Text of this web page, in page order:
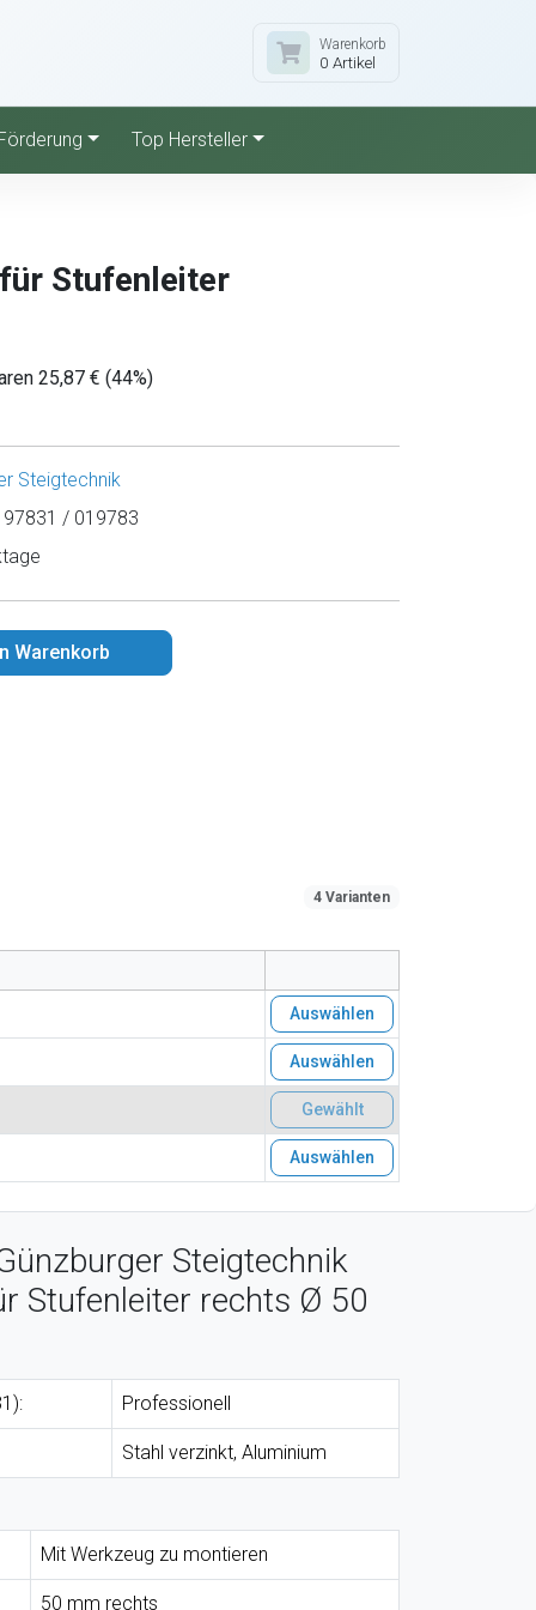
Warenkorb
0 Artikel
Top Hersteller
Stufenleiter
25,87 € (44%)
Steigtechnik
/ 019783
Warenkorb
4 Varianten
Auswählen
Auswählen
Gewählt
Auswählen
Steigtechnik
Stufenleiter rechts Ø 50
Professionell
Stahl verzinkt, Aluminium
Mit Werkzeug zu montieren
50 mm rechts